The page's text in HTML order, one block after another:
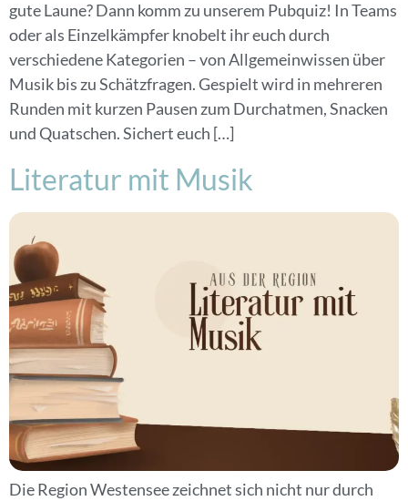
gute Laune? Dann komm zu unserem Pubquiz! In Teams
oder als Einzelkämpfer knobelt ihr euch durch
verschiedene Kategorien – von Allgemeinwissen über
Musik bis zu Schätzfragen. Gespielt wird in mehreren
Runden mit kurzen Pausen zum Durchatmen, Snacken
und Quatschen. Sichert euch […]
Literatur mit Musik
Die Region Westensee zeichnet sich nicht nur durch